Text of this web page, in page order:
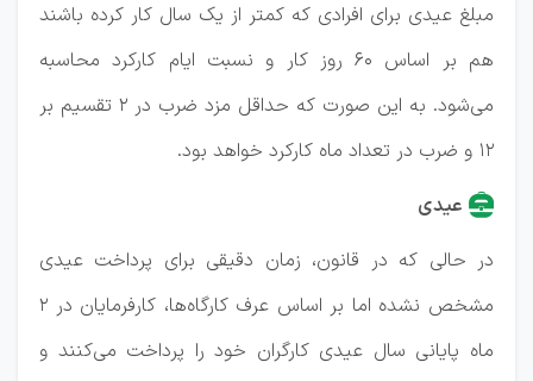
مبلغ عیدی برای افرادی که کمتر از یک سال کار کرده باشند
هم بر اساس ۶۰ روز کار و نسبت ایام کارکرد محاسبه
می‌شود. به این صورت که حداقل مزد ضرب در ۲ تقسیم بر
۱۲ و ضرب در تعداد ماه کارکرد خواهد بود.
عیدی
در حالی که در قانون، زمان دقیقی برای پرداخت عیدی
مشخص نشده اما بر اساس عرف کارگاه‌ها، کارفرمایان در 2
ماه پایانی سال عیدی کارگران خود را پرداخت می‌کنند و